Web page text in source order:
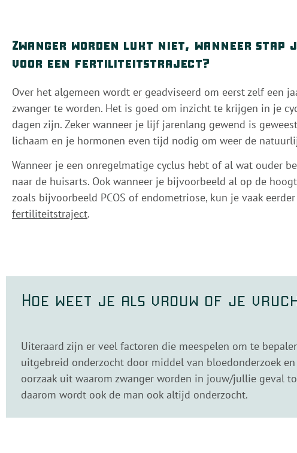
Zwanger worden lukt niet, wanneer stap
voor een fertiliteitstraject?
Over het algemeen wordt er geadviseerd om eerst zelf een
zwanger te worden. Het is goed om inzicht te krijgen in je
dagen zijn. Zeker wanneer je lijf jarenlang gewend is
lichaam en je hormonen even tijd nodig om weer de
Wanneer je een onregelmatige cyclus hebt of al wat ouder
naar de huisarts. Ook wanneer je bijvoorbeeld al op de
zoals bijvoorbeeld PCOS of endometriose, kun je vaak
fertiliteitstraject.
Hoe weet je als vrouw of je
Uiteraard zijn er veel factoren die meespelen om te
uitgebreid onderzocht door middel van bloedonderzoek
oorzaak uit waarom zwanger worden in jouw/jullie geval
daarom wordt ook de man ook altijd onderzocht.